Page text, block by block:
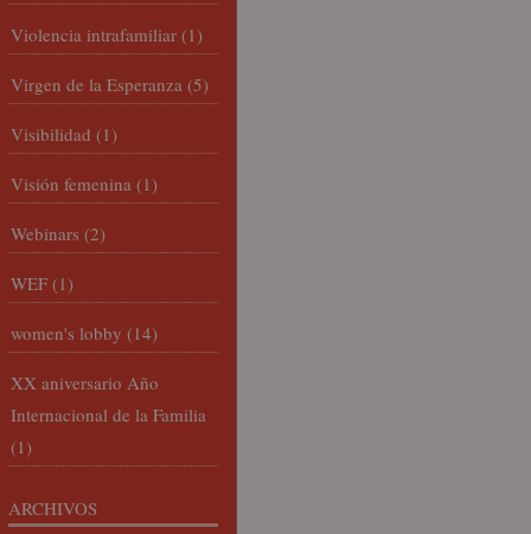
Violencia intrafamiliar (1)
Virgen de la Esperanza (5)
Visibilidad (1)
Visión femenina (1)
Webinars (2)
WEF (1)
women's lobby (14)
XX aniversario Año
Internacional de la Familia
(1)
ARCHIVOS